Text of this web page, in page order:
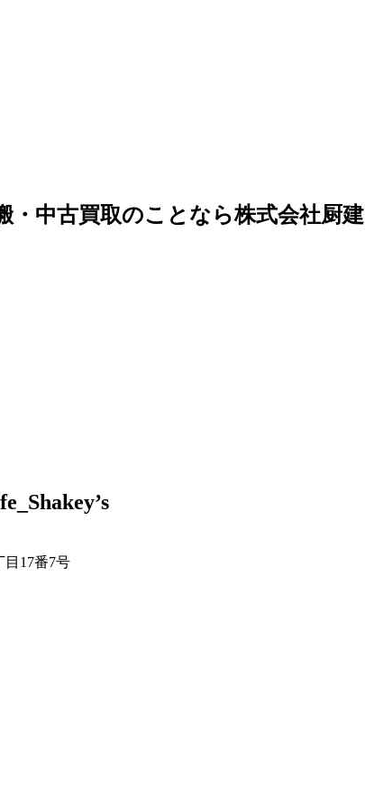
・中古買取のことなら株式会社厨建
目17番7号